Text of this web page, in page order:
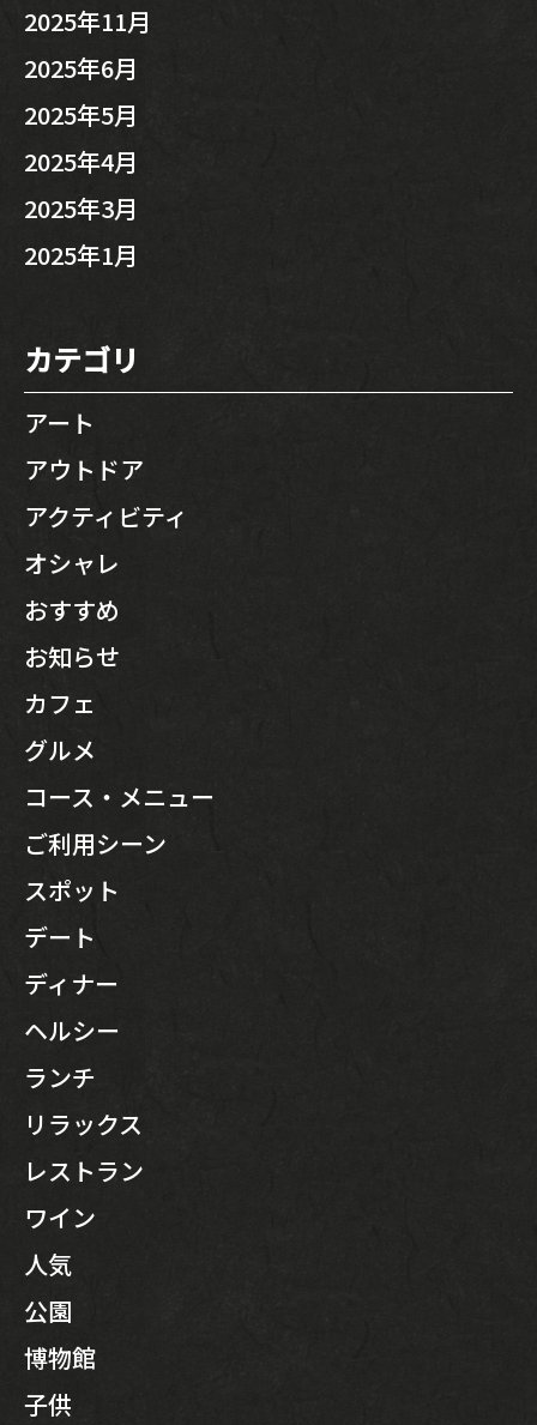
2025年11月
2025年6月
2025年5月
2025年4月
2025年3月
2025年1月
カテゴリ
アート
アウトドア
アクティビティ
オシャレ
おすすめ
お知らせ
カフェ
グルメ
コース・メニュー
ご利用シーン
スポット
デート
ディナー
ヘルシー
ランチ
リラックス
レストラン
ワイン
人気
公園
博物館
子供